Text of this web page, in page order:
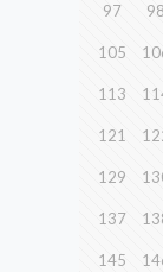
97 98
105
113
121
129
137
145